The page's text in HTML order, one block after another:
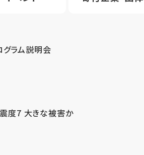
グラム説明会
度7 大きな被害か